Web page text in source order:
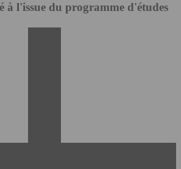
à l'issue du programme d'études